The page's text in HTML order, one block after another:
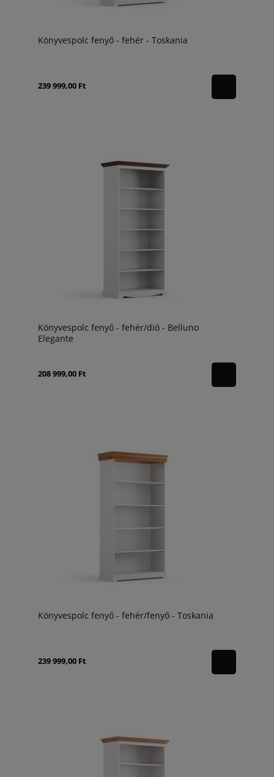
Könyvespolc fenyő - fehér - Toskania
239 999,00 Ft
Könyvespolc fenyő - fehér/dió - Belluno
Elegante
208 999,00 Ft
Könyvespolc fenyő - fehér/fenyő - Toskania
239 999,00 Ft